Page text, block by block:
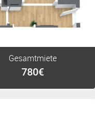
Gesamtmiete
780€